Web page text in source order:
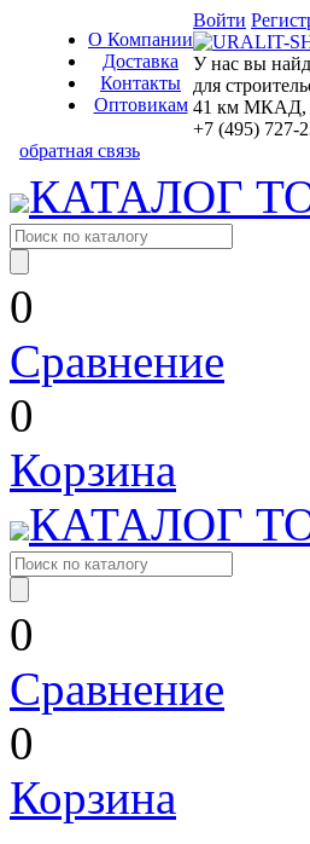
О Компании
Доставка
Контакты
Оптовикам
Войти
У нас вы
для
41 км МКАД,
+7 (495) 727-
обратная связь
КАТАЛОГ
0
Сравнение
0
Корзина
КАТАЛОГ
0
Сравнение
0
Корзина